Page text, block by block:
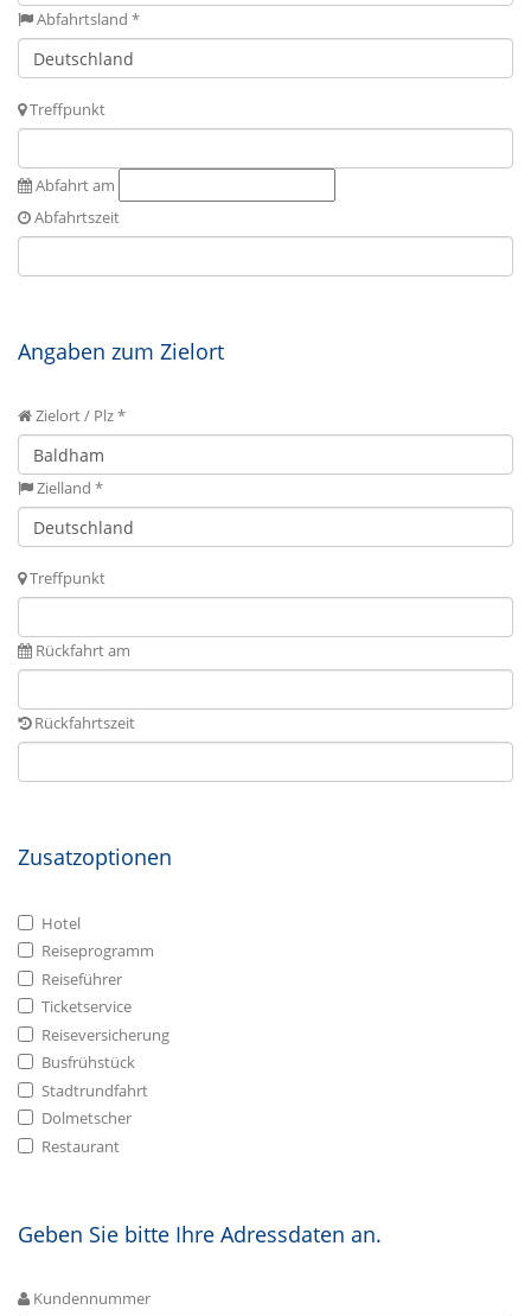
Abfahrtsland *
Treffpunkt
Abfahrt am
Abfahrtszeit
Angaben zum Zielort
Zielort / Plz *
Zielland *
Treffpunkt
Rückfahrt am
Rückfahrtszeit
Zusatzoptionen
Hotel
Reiseprogramm
Reiseführer
Ticketservice
Reiseversicherung
Busfrühstück
Stadtrundfahrt
Dolmetscher
Restaurant
Geben Sie bitte Ihre Adressdaten an.
Kundennummer